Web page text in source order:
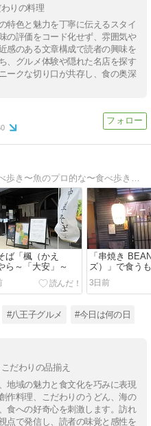
りの料理
特色と魅力を丁寧に伝えるスタイ
の評価をコード化せず、雰囲気や
感のある文章構成で読者の興味を
、グルメ体験や隠れた名店を探す
ークな切り口が共存し、食の奥深
あのマグロ君の ゆるゆるな食べ歩き〜魚のプロ的な〜食べ歩きは八王子やや多し！都心も地方も行き倒し！食い散らかし〜〜お魚勉強もしてみぃひん？
ば「楓（かえ
ら～「大安」～
「串焼き
ズ）」で食う
る～～
3日前
#八王子グルメ #今日は何の日
だわりの品揃え
地域の魅力と食文化を巧みに表現
作料理、こだわりのうどん、海の
食への好奇心を刺激します。訪れ
点で発信し、読者の味覚と感性を